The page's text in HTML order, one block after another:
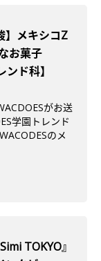
】メキシコZ
お菓子
ンド科】
がお送
学園トレンド
のメ
TOKYO』